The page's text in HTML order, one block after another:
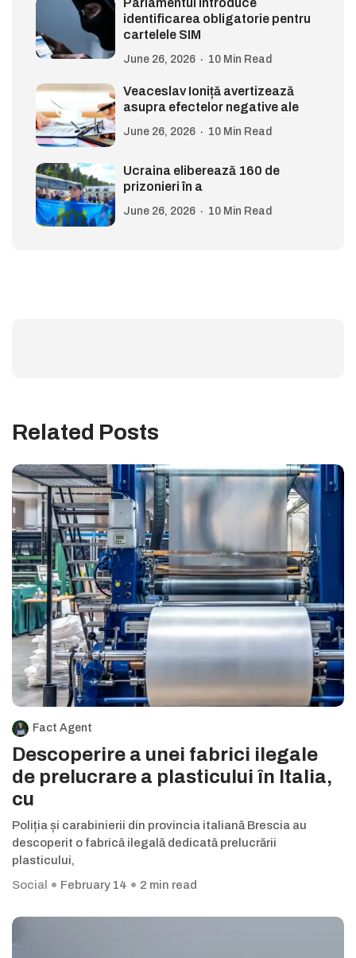
Parlamentul introduce
identificarea obligatorie pentru
cartelele SIM
June 26, 2026 10 Min Read
Veaceslav Ioniță avertizează
asupra efectelor negative ale
June 26, 2026 10 Min Read
Ucraina eliberează 160 de
prizonieri în a
June 26, 2026 10 Min Read
Related Posts
Fact Agent
Descoperire a unei fabrici ilegale
de prelucrare a plasticului în Italia,
cu
Poliția și carabinierii din provincia italiană Brescia au
descoperit o fabrică ilegală dedicată prelucrării
plasticului,
Social
February 14 2 min read